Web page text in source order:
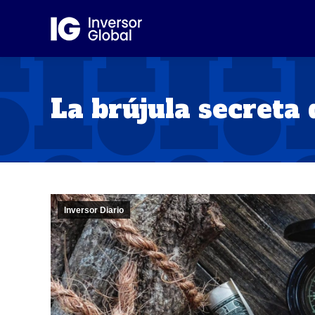
La brújula secreta
Inversor Diario